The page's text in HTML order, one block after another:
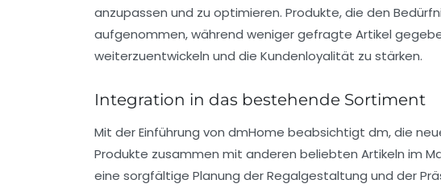
anzupassen und zu optimieren. Produkte, die den
aufgenommen, während weniger gefragte Artikel
weiterzuentwickeln und die Kundenloyalität zu stärken.
Integration in das bestehende Sortiment
Mit der Einführung von dmHome beabsichtigt dm, die
Produkte zusammen mit anderen beliebten Artikeln im
eine sorgfältige Planung der Regalgestaltung und der